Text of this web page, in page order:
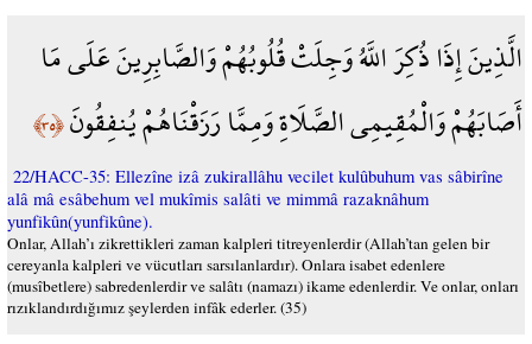
الَّذِينَ إِذَا ذُكِرَ اللَّهُ وَجِلَتْ قُلُوبُهُمْ وَالصَّابِرِينَ عَلَى مَا
أَصَابَهُمْ وَالْمُقِيمِي الصَّلَاةِ وَمِمَّا رَزَقْنَاهُمْ يُنفِقُونَ﴿٣٥﴾
22/HACC-35: Ellezîne izâ zukirallâhu vecilet kulûbuhum vas sâbirîne
alâ mâ esâbehum vel mukîmis salâti ve mimmâ razaknâhum
yunfikûn(yunfikûne).
Onlar, Allah’ı zikrettikleri zaman kalpleri titreyenlerdir (Allah’tan gelen bir
cereyanla kalpleri ve vücutları sarsılanlardır). Onlara isabet edenlere
(musîbetlere) sabredenlerdir ve salâtı (namazı) ikame edenlerdir. Ve onlar, onları
rızıklandırdığımız şeylerden infâk ederler. (35)